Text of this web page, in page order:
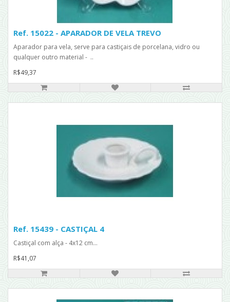
Ref. 15022 - APARADOR DE VELA TREVO
Aparador para vela, serve para castiçais de porcelana, vidro ou
qualquer outro material - ..
R$49,37
Ref. 15439 - CASTIÇAL 4
Castiçal com alça - 4x12 cm...
R$41,07